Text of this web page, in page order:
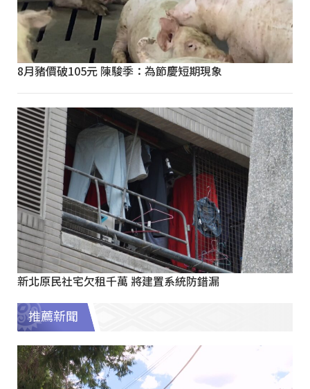
8月豬價破105元 陳駿季：為節慶短期現象
新北原民社宅欠租千萬 將建置系統防錯漏
推薦新聞